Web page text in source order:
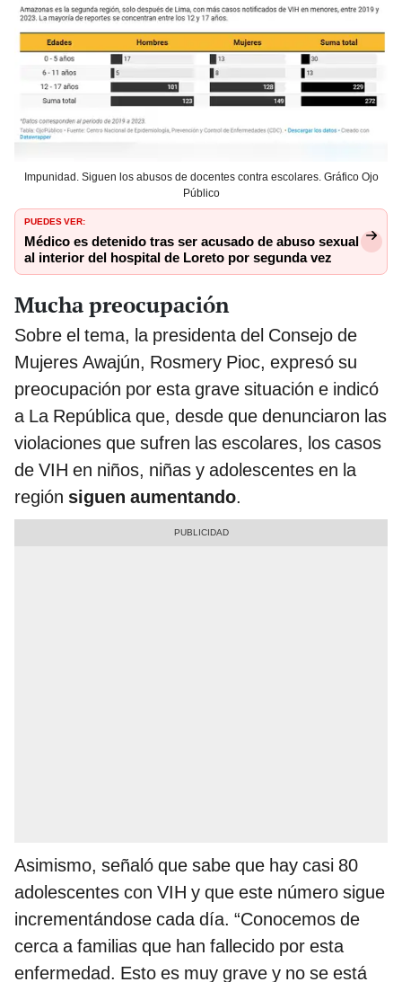
Impunidad. Siguen los abusos de docentes contra escolares. Gráfico Ojo
Público
PUEDES VER:
Médico es detenido tras ser acusado de abuso sexual
al interior del hospital de Loreto por segunda vez
Mucha preocupación
Sobre el tema, la presidenta del Consejo de
Mujeres Awajún, Rosmery Pioc, expresó su
preocupación por esta grave situación e indicó
a La República que, desde que denunciaron las
violaciones que sufren las escolares, los casos
de VIH en niños, niñas y adolescentes en la
región siguen aumentando.
Asimismo, señaló que sabe que hay casi 80
adolescentes con VIH y que este número sigue
incrementándose cada día. “Conocemos de
cerca a familias que han fallecido por esta
enfermedad. Esto es muy grave y no se está